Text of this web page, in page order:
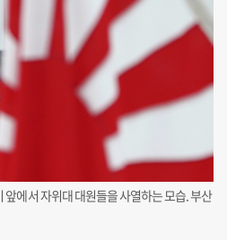
에서 자위대 대원들을 사열하는 모습. 부산